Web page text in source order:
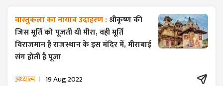
वास्तुकला का नायाब उदाहरण :श्रीकृष्ण की
जिस मूर्ति को पूजती थी मीरा, वही मूर्ति
विराजमान है राजस्थान के इस मंदिर में, मीराबाई
संग होती है पूजा
अध्यात्म 19 Aug 2022